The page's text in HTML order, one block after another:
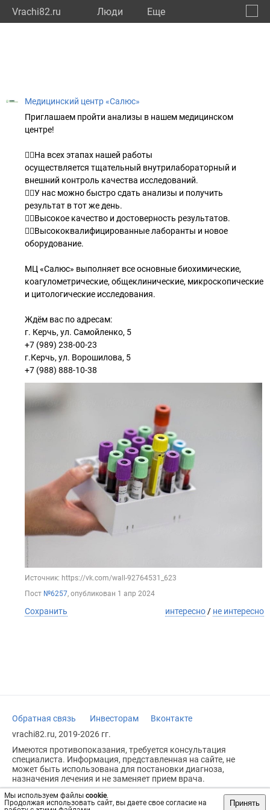
Vrachi82.ru Люди Eще
Мы используем файлы cookie.
Продолжая использовать сайт, вы даете свое согласие на
Принять
Медицинский центр «Салюс»
Приглашаем пройти анализы в нашем медицинском
центре!
☝🏻На всех этапах нашей работы
осуществляется тщательный внутрилабораторный и
внешний контроль качества исследований.
👍🏻У нас можно быстро сдать анализы и получить
результат в тот же день.
👍🏻Высокое качество и достоверность результатов.
👍🏻Высококвалифицированные лаборанты и новое
оборудование.
МЦ «Салюс» выполняет все основные биохимические,
коагулометрические, общеклинические, микроскопические
и цитологические исследования.
Ждём вас по адресам:
г. Керчь, ул. Самойленко, 5
+7 (989) 238-00-23
г.Керчь, ул. Ворошилова, 5
+7 (988) 888-10-38
Источник: https://vk.com/wall-92764531_623
Пост №6257, опубликован 1 апр 2024
Сохранить интересно / не интересно
Обратная связь Инвесторам
Вконтакте
vrachi82.ru, 2019-2026 гг.
Имеются противопоказания, требуется консультация
специалиста. Информация, представленная на сайте, не
может быть использована для постановки диагноза,
назначения лечения и не заменяет прием врача.
Возрастное ограничение: 18+